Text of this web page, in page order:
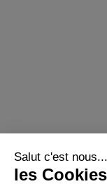
Salut c'est nous...
les